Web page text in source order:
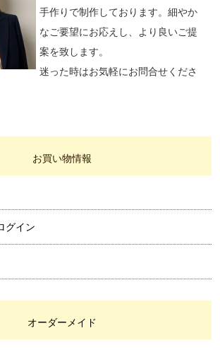
手作りで制作しております。細やか
なご要望にお応えし、より良いご提
案を致します。
迷った時はお気軽にお問合せくださ
お買い物情報
グイン
オーダーメイド